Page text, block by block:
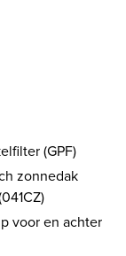
(GPF)
zonnedak
voor en achter